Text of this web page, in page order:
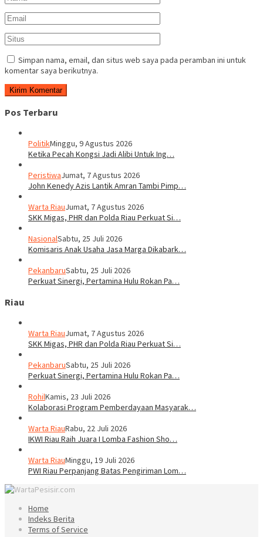
Simpan nama, email, dan situs web saya pada peramban ini untuk
komentar saya berikutnya.
Pos Terbaru
PolitikMinggu, 9 Agustus 2026
Ketika Pecah Kongsi Jadi Alibi Untuk Ing…
PeristiwaJumat, 7 Agustus 2026
John Kenedy Azis Lantik Amran Tambi Pimp…
Warta RiauJumat, 7 Agustus 2026
SKK Migas, PHR dan Polda Riau Perkuat Si…
NasionalSabtu, 25 Juli 2026
Komisaris Anak Usaha Jasa Marga Dikabark…
PekanbaruSabtu, 25 Juli 2026
Perkuat Sinergi, Pertamina Hulu Rokan Pa…
Riau
Warta RiauJumat, 7 Agustus 2026
SKK Migas, PHR dan Polda Riau Perkuat Si…
PekanbaruSabtu, 25 Juli 2026
Perkuat Sinergi, Pertamina Hulu Rokan Pa…
RohilKamis, 23 Juli 2026
Kolaborasi Program Pemberdayaan Masyarak…
Warta RiauRabu, 22 Juli 2026
IKWI Riau Raih Juara I Lomba Fashion Sho…
Warta RiauMinggu, 19 Juli 2026
PWI Riau Perpanjang Batas Pengiriman Lom…
Home
Indeks Berita
Terms of Service